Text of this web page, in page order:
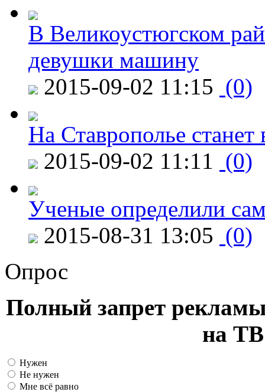
В Великоустюгском
девушки машину
2015-09-02 11:15 (0)
На Ставрополье
2015-09-02 11:11 (0)
Ученые определили
2015-08-31 13:05 (0)
Опрос
Полный запрет
на ТВ
Нужен
Не нужен
Мне всё равно